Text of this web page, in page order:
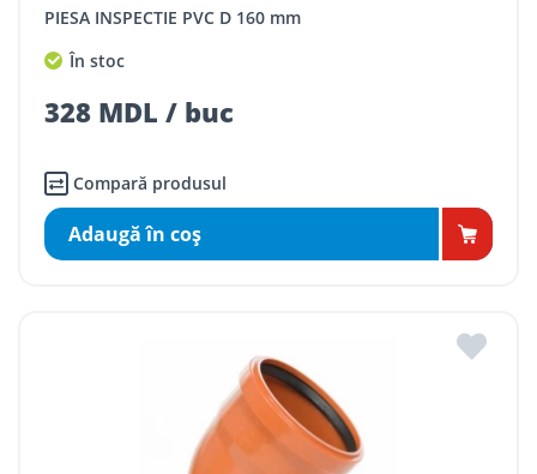
PIESA INSPECTIE PVC D 160 mm
În stoc
328 MDL / buc
Compară produsul
Adaugă în coş